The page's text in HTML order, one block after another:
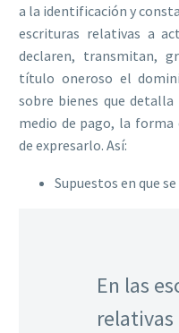
a la identificación y
escrituras relativas a
declaren, transmitan,
título oneroso el
sobre bienes que
medio de pago, la
de expresarlo. Así:
Supuestos en que
En las
relativas